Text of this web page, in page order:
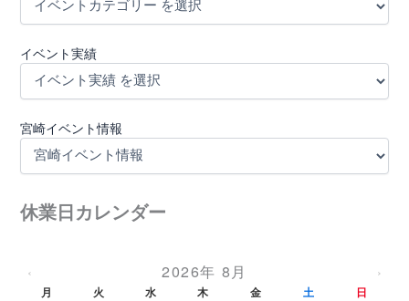
イベント実績
宮崎イベント情報
休業日カレンダー
‹ 2026年 8月 ›
月 火 水 木 金 土 日